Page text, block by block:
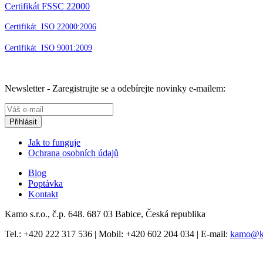
Certifikát FSSC 22000
Certifikát ISO 22000:2006
Certifikát ISO 9001:2009
Newsletter - Zaregistrujte se a odebírejte novinky e-mailem:
Jak to funguje
Ochrana osobních údajů
Blog
Poptávka
Kontakt
Kamo s.r.o., č.p. 648. 687 03 Babice, Česká republika
Tel.: +420 222 317 536 | Mobil: +420 602 204 034 | E-mail: